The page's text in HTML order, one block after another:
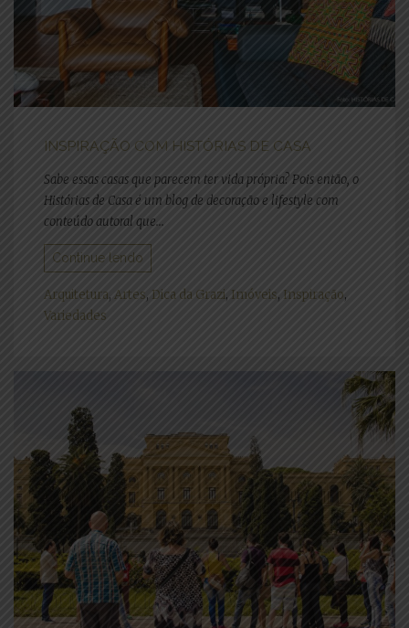
INSPIRAÇÃO COM HISTÓRIAS DE CASA
Sabe essas casas que parecem ter vida própria? Pois então, o
Histórias de Casa é um blog de decoração e lifestyle com
conteúdo autoral que...
Continue lendo
Arquitetura, Artes, Dica da Grazi, Imóveis, Inspiração,
Variedades